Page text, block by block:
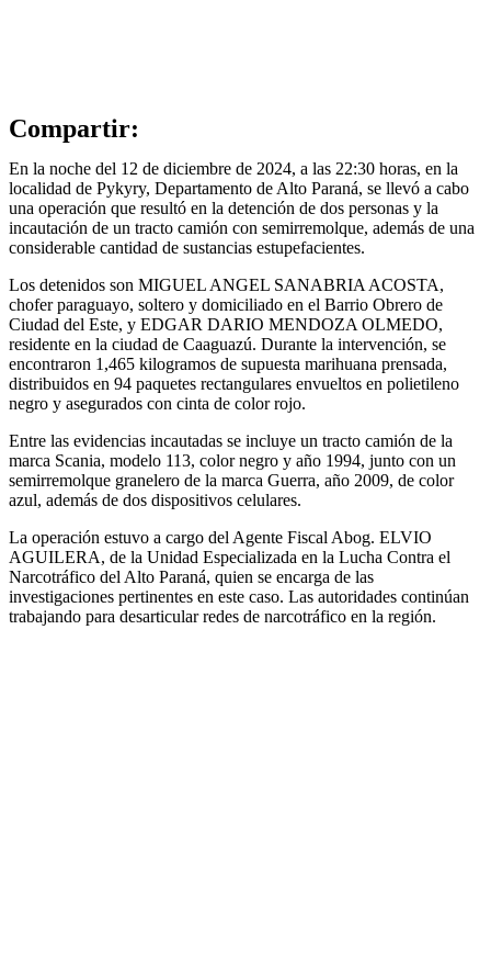
Compartir:
En la noche del 12 de diciembre de 2024, a las 22:30 horas, en la
localidad de Pykyry, Departamento de Alto Paraná, se llevó a cabo
una operación que resultó en la detención de dos personas y la
incautación de un tracto camión con semirremolque, además de una
considerable cantidad de sustancias estupefacientes.
Los detenidos son MIGUEL ANGEL SANABRIA ACOSTA,
chofer paraguayo, soltero y domiciliado en el Barrio Obrero de
Ciudad del Este, y EDGAR DARIO MENDOZA OLMEDO,
residente en la ciudad de Caaguazú. Durante la intervención, se
encontraron 1,465 kilogramos de supuesta marihuana prensada,
distribuidos en 94 paquetes rectangulares envueltos en polietileno
negro y asegurados con cinta de color rojo.
Entre las evidencias incautadas se incluye un tracto camión de la
marca Scania, modelo 113, color negro y año 1994, junto con un
semirremolque granelero de la marca Guerra, año 2009, de color
azul, además de dos dispositivos celulares.
La operación estuvo a cargo del Agente Fiscal Abog. ELVIO
AGUILERA, de la Unidad Especializada en la Lucha Contra el
Narcotráfico del Alto Paraná, quien se encarga de las
investigaciones pertinentes en este caso. Las autoridades continúan
trabajando para desarticular redes de narcotráfico en la región.